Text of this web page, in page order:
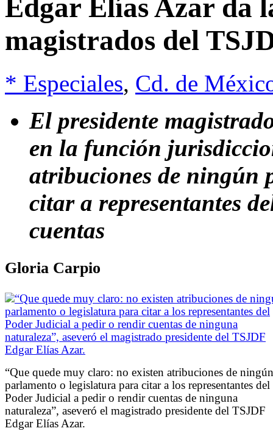
Edgar Elías Azar da
magistrados del
* Especiales, Cd. de
El presidente
en la función
atribuciones de ningún
citar a representantes
cuentas
Gloria Carpio
“Que quede muy claro: no existen atribuciones de ningún
parlamento o legislatura para citar a los representantes del
Poder Judicial a pedir o rendir cuentas de ninguna
naturaleza”, aseveró el magistrado presidente del TSJDF
Edgar Elías Azar.